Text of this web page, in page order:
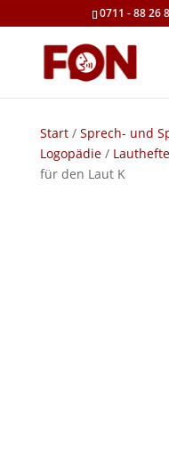
0711 - 88 26
Start/ Sprech- und
Logopädie/
für den Laut K